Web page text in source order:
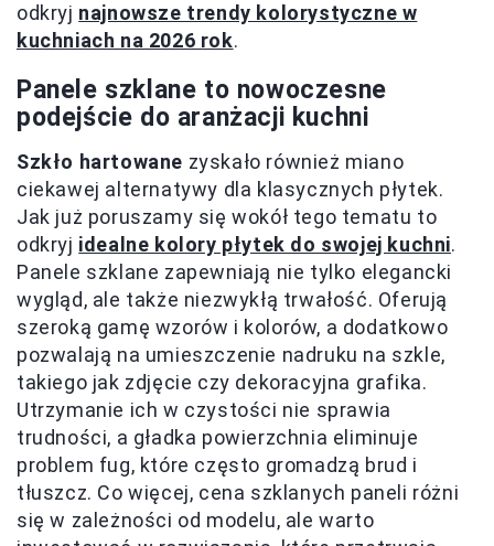
odkryj najnowsze trendy kolorystyczne w
kuchniach na 2026 rok.
Panele szklane to nowoczesne
podejście do aranżacji kuchni
Szkło hartowane zyskało również miano
ciekawej alternatywy dla klasycznych płytek.
Jak już poruszamy się wokół tego tematu to
odkryj idealne kolory płytek do swojej kuchni.
Panele szklane zapewniają nie tylko elegancki
wygląd, ale także niezwykłą trwałość. Oferują
szeroką gamę wzorów i kolorów, a dodatkowo
pozwalają na umieszczenie nadruku na szkle,
takiego jak zdjęcie czy dekoracyjna grafika.
Utrzymanie ich w czystości nie sprawia
trudności, a gładka powierzchnia eliminuje
problem fug, które często gromadzą brud i
tłuszcz. Co więcej, cena szklanych paneli różni
się w zależności od modelu, ale warto